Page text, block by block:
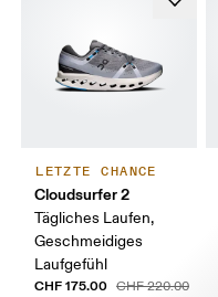
LETZTE CHANCE
Cloudsurfer 2
Tägliches Laufen,
Geschmeidiges
Laufgefühl
CHF 175.00 CHF 220.00